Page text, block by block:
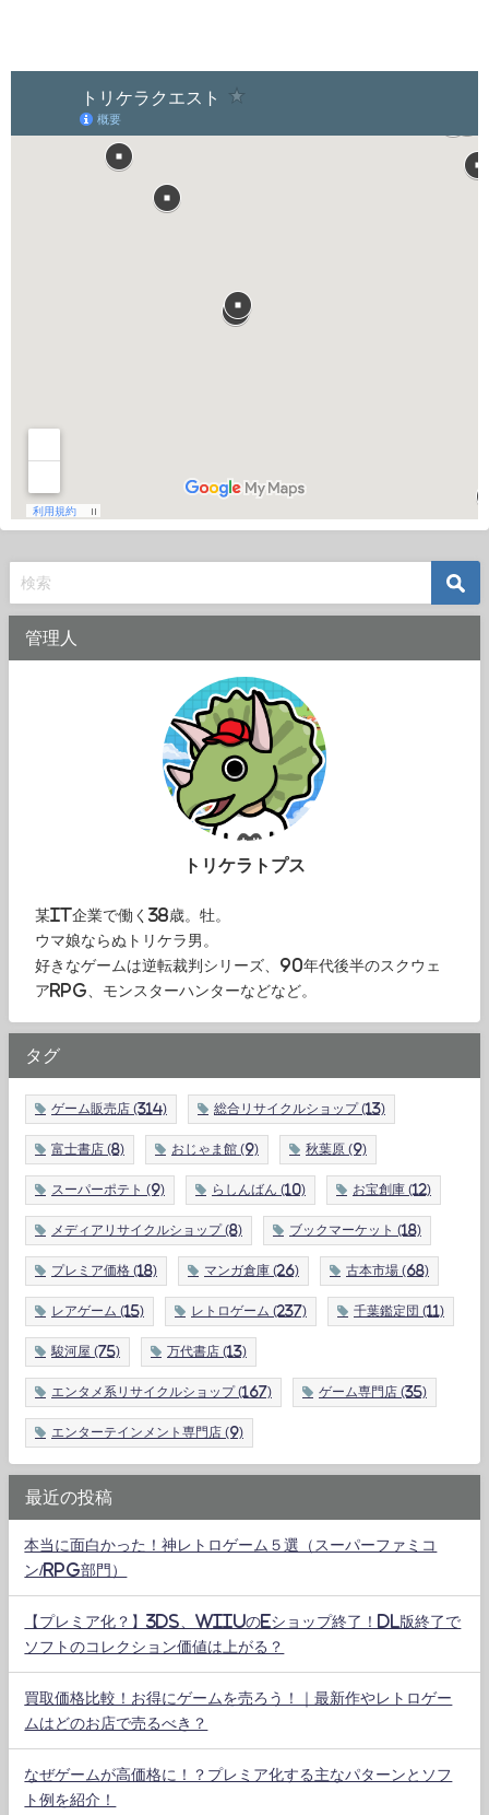
管理人
トリケラトプス
某IT企業で働く38歳。牡。
ウマ娘ならぬトリケラ男。
好きなゲームは逆転裁判シリーズ、90年代後半のスクウェ
アRPG、モンスターハンターなどなど。
タグ
ゲーム販売店 (314) 総合リサイクルショップ (13)
富士書店 (8) おじゃま館 (9) 秋葉原 (9)
スーパーポテト (9) らしんばん (10) お宝創庫 (12)
メディアリサイクルショップ (8) ブックマーケット (18)
プレミア価格 (18) マンガ倉庫 (26) 古本市場 (68)
レアゲーム (15) レトロゲーム (237) 千葉鑑定団 (11)
駿河屋 (75) 万代書店 (13)
エンタメ系リサイクルショップ (167) ゲーム専門店 (35)
エンターテインメント専門店 (9)
最近の投稿
本当に面白かった！神レトロゲーム５選（スーパーファミコ
ン/RPG部門）
【プレミア化？】3DS、WiiUのeショップ終了！DL版終了で
ソフトのコレクション価値は上がる？
買取価格比較！お得にゲームを売ろう！｜最新作やレトロゲー
ムはどのお店で売るべき？
なぜゲームが高価格に！？プレミア化する主なパターンとソフ
ト例を紹介！